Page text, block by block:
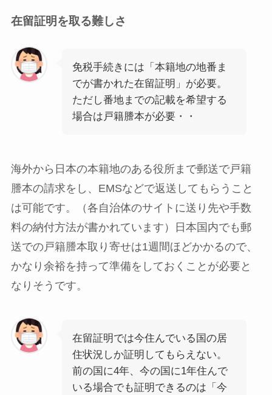
在留証明を取る難しさ
免税手続きには「本籍地の地番ま
でが書かれた在留証明」が必要。
ただし番地までの記載を希望する
場合は戸籍謄本が必要・・
海外から日本の本籍地のある役所まで郵送で戸籍
謄本の請求をし、EMSなどで返送してもらうこと
は可能です。（各自治体のサイトに送り先や手数
料の納付方法が書かれています）日本国内でも郵
送での戸籍謄本取り寄せは1週間ほどかかるので、
かなり余裕を持って準備をしておくことが必要と
なりそうです。
在留証明では今住んでいる国の居
住状況しか証明してもらえない。
前の国に4年、今の国に1年住んで
いる場合でも証明できるのは「今